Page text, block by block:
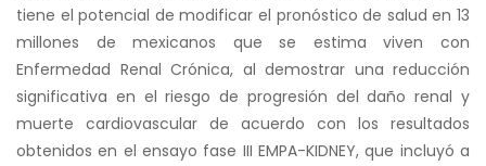
tiene el potencial de modificar el pronóstico de salud en 13
millones de mexicanos que se estima viven con
Enfermedad Renal Crónica, al demostrar una reducción
significativa en el riesgo de progresión del daño renal y
muerte cardiovascular de acuerdo con los resultados
obtenidos en el ensayo fase III EMPA-KIDNEY, que incluyó a